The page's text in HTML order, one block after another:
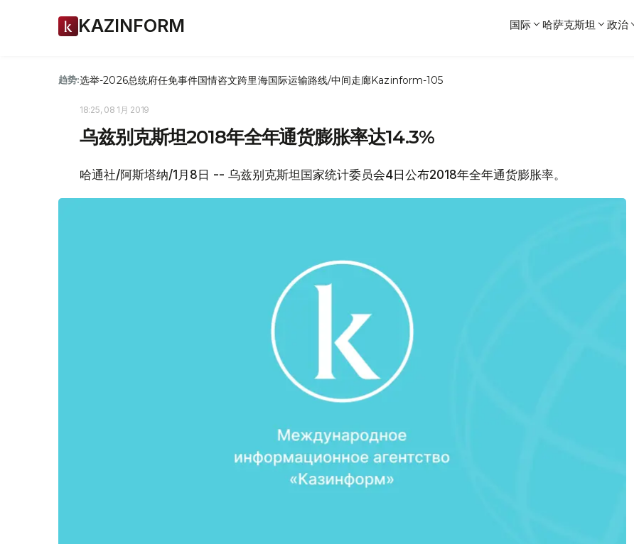
KAZINFORM 国际 哈萨克斯坦 政治
趋势:选举-2026总统府任免事件国情咨文跨里海国际运输路线/中间走廊Kazinform-105
18:25, 08 1月 2019
乌兹别克斯坦2018年全年通货膨胀率达14.3%
哈通社/阿斯塔纳/1月8日 -- 乌兹别克斯坦国家统计委员会4日公布2018年全年通货膨胀率。